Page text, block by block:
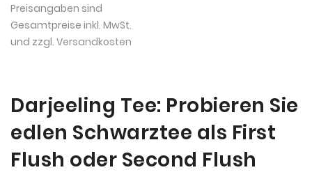
Preisangaben sind
Gesamtpreise inkl. MwSt.
und zzgl. Versandkosten
Darjeeling Tee: Probieren Sie
edlen Schwarztee als First
Flush oder Second Flush